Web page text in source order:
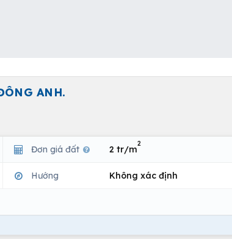
ANH.
Đơn giá đất 2 tr/m
2
Hướng Không xác định